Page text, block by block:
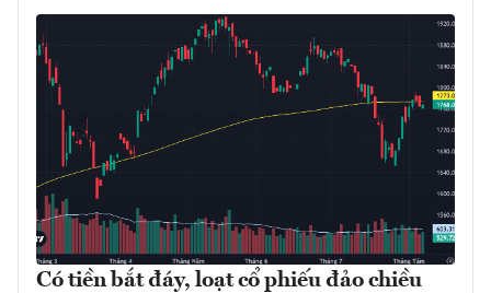
Có tiền bắt đáy, loạt cổ phiếu đảo chiều